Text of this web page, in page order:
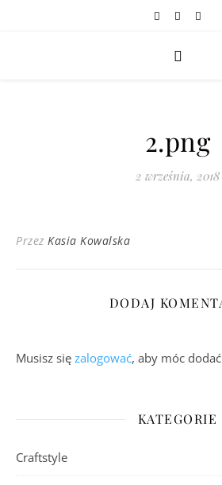
2.png
2 września, 2018
Przez Kasia Kowalska
DODAJ
Musisz się zalogować, aby móc
KATEGORIE
Craftstyle